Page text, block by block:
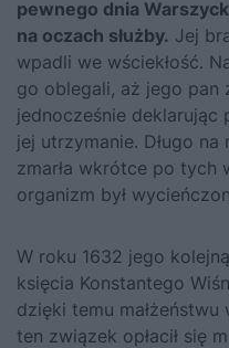
pewnego dnia
na oczach służby. Jej
wpadli we wściekłość.
go oblegali, aż jego pan
jednocześnie deklarując
jej utrzymanie. Długo na
zmarła wkrótce po tych
organizm był
W roku 1632 jego
księcia Konstantego
dzięki temu małżeństwu
ten związek opłacił się